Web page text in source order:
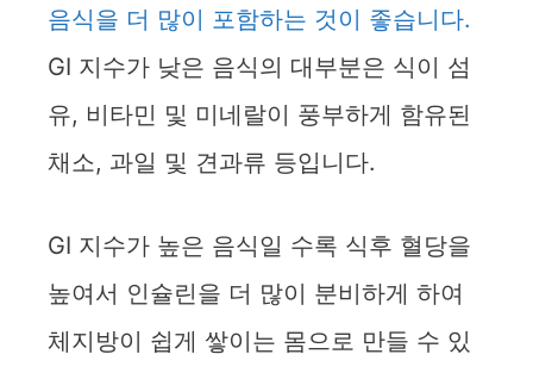
음식을 더 많이 포함하는 것이 좋습니다.
GI 지수가 낮은 음식의 대부분은 식이 섬
유, 비타민 및 미네랄이 풍부하게 함유된
채소, 과일 및 견과류 등입니다.
GI 지수가 높은 음식일 수록 식후 혈당을
높여서 인슐린을 더 많이 분비하게 하여
체지방이 쉽게 쌓이는 몸으로 만들 수 있